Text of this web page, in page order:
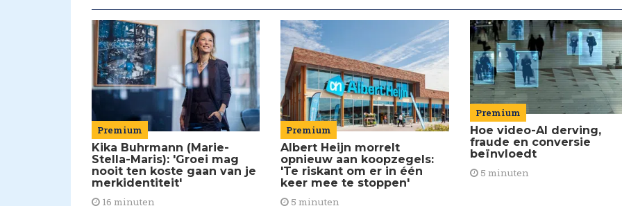
Premium
Kika Buhrmann (Marie-
Stella-Maris): 'Groei mag
nooit ten koste gaan van je
merkidentiteit'
16 minuten
Premium
Albert Heijn morrelt
opnieuw aan koopzegels:
'Te riskant om er in één
keer mee te stoppen'
5 minuten
Premium
Hoe video-AI derving,
fraude en conversie
beïnvloedt
5 minuten